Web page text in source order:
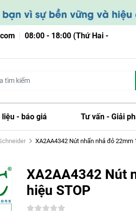
08:00 - 18:00 (Thứ Hai -
liệu - báo giá Tư vấn - Giải
XA2AA4342 Nút nhấn nhả đỏ 22mm
XA2AA4342 Nút
hiệu STOP